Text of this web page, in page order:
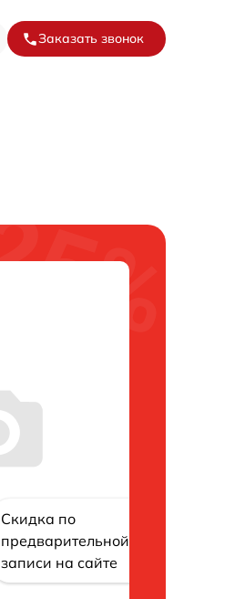
Заказать звонок
Скидка по
предварительной
записи на сайте